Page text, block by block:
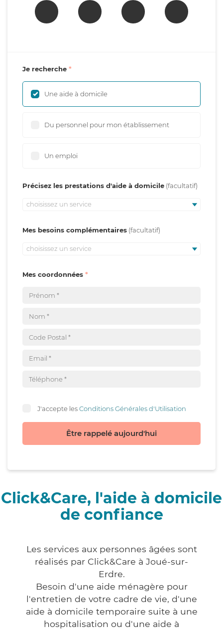
Je recherche
Une aide à domicile
Du personnel pour mon établissement
Un emploi
Précisez les prestations d'aide à domicile
choisissez un service
Mes besoins complémentaires
choisissez un service
Mes coordonnées
J'accepte lesConditions Générales d'Utilisation
Être rappelé aujourd'hui
Click&Care, l'aide à domicile
de confiance
Les services aux personnes âgées sont
réalisés par Click&Care à Joué-sur-
Erdre.
Besoin d'une aide ménagère pour
l'entretien de votre cadre de vie, d'une
aide à domicile temporaire suite à une
hospitalisation ou d'une aide à